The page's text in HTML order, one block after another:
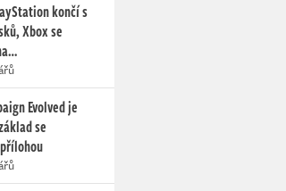
končí s
Xbox se
Evolved je
se